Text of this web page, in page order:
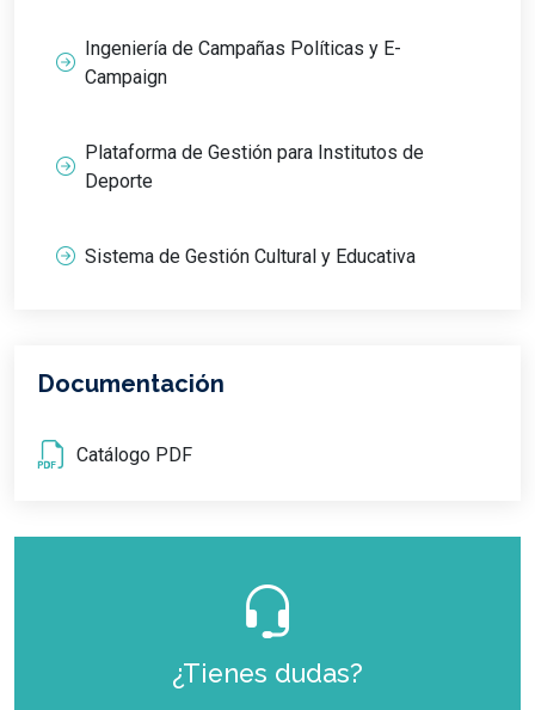
Ingeniería de Campañas Políticas y E-
Campaign
Plataforma de Gestión para Institutos de
Deporte
Sistema de Gestión Cultural y Educativa
Documentación
Catálogo PDF
¿Tienes dudas?